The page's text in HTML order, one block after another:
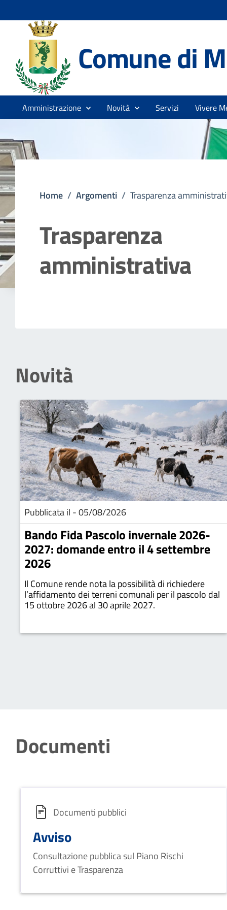
Comune di
Amministrazione Novità Servizi Vivere
Home / Argomenti / Trasparenza
Trasparenza
amministrativa
Novità
Pubblicata il - 05/08/2026
Bando Fida Pascolo invernale 2026-
2027: domande entro il 4 settembre
2026
Il Comune rende nota la possibilità di richiedere
l’affidamento dei terreni comunali per il pascolo dal
15 ottobre 2026 al 30 aprile 2027.
Documenti
Documenti pubblici
Avviso
Consultazione pubblica sul Piano Rischi
Corruttivi e Trasparenza